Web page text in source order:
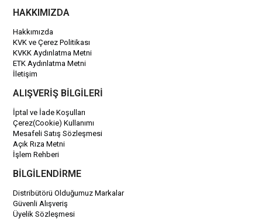
HAKKIMIZDA
Hakkımızda
KVK ve Çerez Politikası
KVKK Aydınlatma Metni
ETK Aydınlatma Metni
İletişim
ALIŞVERİŞ BİLGİLERİ
İptal ve İade Koşulları
Çerez(Cookie) Kullanımı
Mesafeli Satış Sözleşmesi
Açık Rıza Metni
İşlem Rehberi
BİLGİLENDİRME
Distribütörü Olduğumuz Markalar
Güvenli Alışveriş
Üyelik Sözleşmesi